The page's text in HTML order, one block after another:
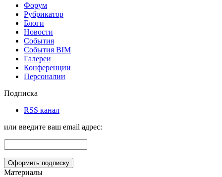
Форум
Рубрикатор
Блоги
Новости
События
События BIM
Галереи
Конференции
Персоналии
Подписка
RSS канал
или введите ваш email адрес:
Материалы